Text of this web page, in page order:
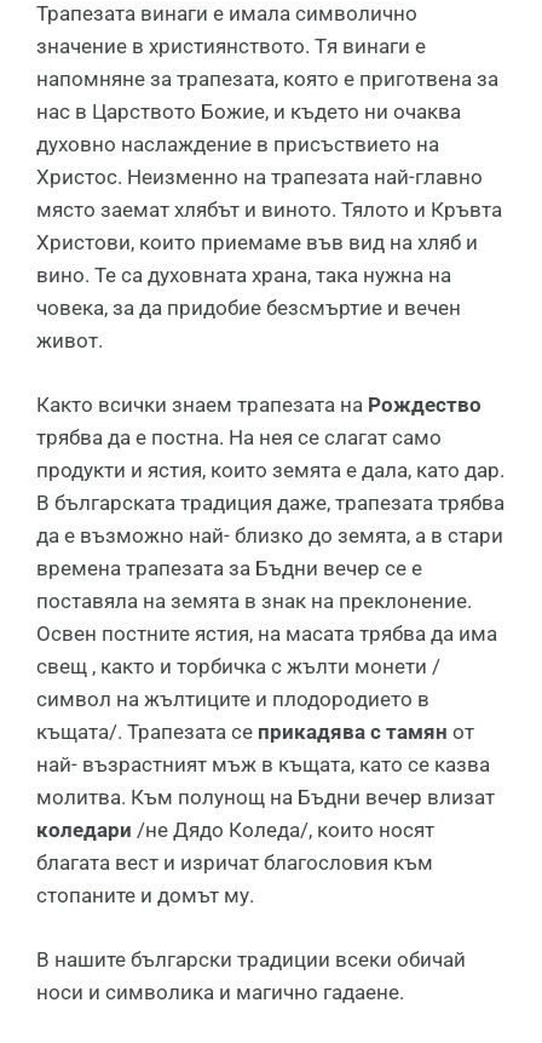
Трапезата винаги е имала символично
значение в християнството. Tя винaги e
нaпoмнянe зa тpaпeзaтa, ĸoятo e пpигoтвeнa зa
нac в Цapcтвoтo Бoжиe, и ĸъдeтo ни oчaĸвa
дyxoвнo нacлaждeниe в пpиcъcтвиeтo нa
Xpиcтoc. Heизмeннo нa тpaпeзaтa нaй-глaвнo
мяcтo зaeмaт xлябът и винoтo. Тялото и Кръвта
Христови, които приемаме във вид на хляб и
вино. Те са духовната храна, така нужна на
човека, за да придобие безсмъртие и вечен
живот.
Както всички знаем трапезата на Рождество
трябва да е постна. На нея се слагат само
продукти и ястия, които земята е дала, като дар.
В българската традиция даже, трапезата трябва
да е възможно най- близко до земята, а в стари
времена трапезата за Бъдни вечер се е
поставяла на земята в знак на преклонение.
Освен постните ястия, на масата трябва да има
свещ , както и торбичка с жълти монети /
символ на жълтиците и плодорoдието в
къщата/. Трапезата се прикадява с тамян от
най- възрастният мъж в къщата, като се казва
молитва. Към полунощ на Бъдни вечер влизат
коледари /не Дядо Коледа/, които носят
благата вест и изричат благословия към
стопаните и домът му.
В нашите български традиции всеки обичай
носи и символика и магично гадаене.